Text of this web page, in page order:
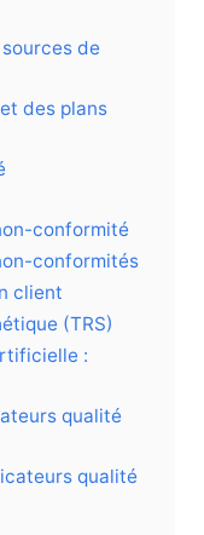
de
des plans
conformité
conformités
client
(TRS)
:
qualité
qualité